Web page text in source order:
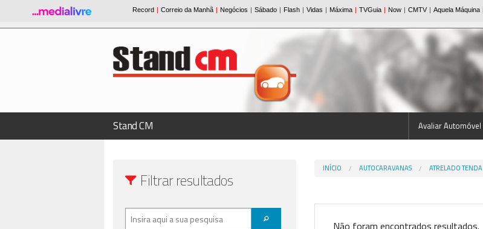
Stand CM Avaliar Automóvel
INÍCIO AUTOCARAVANAS ATRELADO TENDA
Não foram encontrados resultados.
Filtrar resultados